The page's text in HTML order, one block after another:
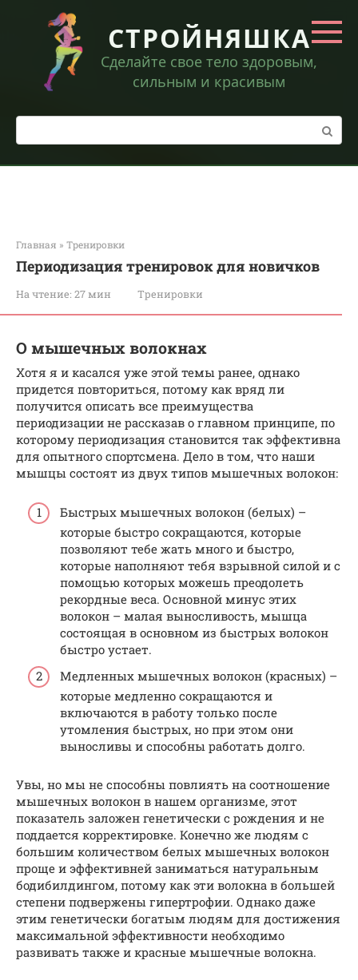
контенту
СТРОЙНЯШКА
Сделайте свое тело здоровым,
сильным и красивым
Поиск:
Главная » Тренировки
Периодизация тренировок для новичков
На чтение: 27 мин Тренировки
О мышечных волокнах
Хотя я и касался уже этой темы ранее, однако
придется повториться, потому как вряд ли
получится описать все преимущества
периодизации не рассказав о главном принципе, по
которому периодизация становится так эффективна
для опытного спортсмена. Дело в том, что наши
мышцы состоят из двух типов мышечных волокон:
Быстрых мышечных волокон (белых) –
которые быстро сокращаются, которые
позволяют тебе жать много и быстро,
которые наполняют тебя взрывной силой и с
помощью которых можешь преодолеть
рекордные веса. Основной минус этих
волокон – малая выносливость, мышца
состоящая в основном из быстрых волокон
быстро устает.
Медленных мышечных волокон (красных) –
которые медленно сокращаются и
включаются в работу только после
утомления быстрых, но при этом они
выносливы и способны работать долго.
Увы, но мы не способны повлиять на соотношение
мышечных волокон в нашем организме, этот
показатель заложен генетически с рождения и не
поддается корректировке. Конечно же людям с
большим количеством белых мышечных волокон
проще и эффективней заниматься натуральным
бодибилдингом, потому как эти волокна в большей
степени подвержены гипертрофии. Однако даже
этим генетически богатым людям для достижения
максимальной эффективности необходимо
развивать также и красные мышечные волокна.